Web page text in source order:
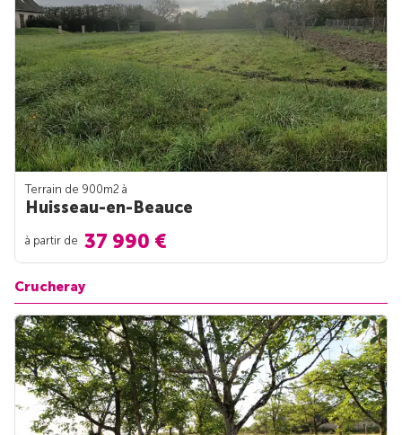
Terrain de 900m2 à
Huisseau-en-Beauce
à partir de 37 990 €
Crucheray